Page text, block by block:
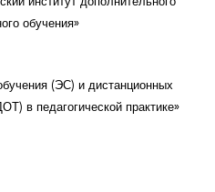
обучения»
(ЭС) и дистанционных
в педагогической практике»